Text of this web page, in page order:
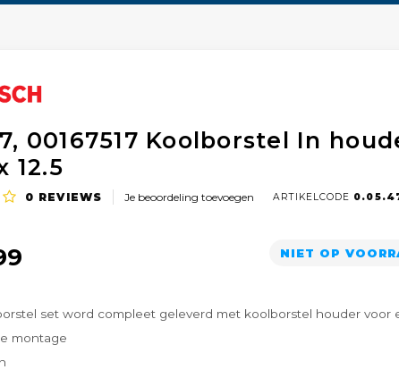
00167517 Koolborstel In
12.5
0 REVIEWS Je beoordeling toevoegen ARTIKELCODE
NIET OP
set word compleet geleverd met koolborstel houder voor
montage